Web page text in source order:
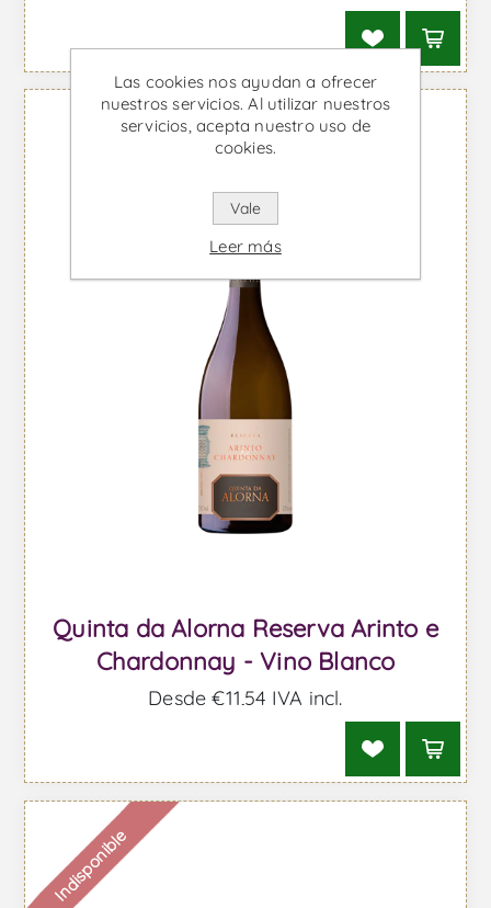
Quinta da Alorna Reserva Arinto e
Chardonnay - Vino Blanco
Desde €11,54 IVA incl.
Indisponible
Las cookies nos ayudan a ofrecer
nuestros servicios. Al utilizar nuestros
servicios, acepta nuestro uso de
cookies.
Vale
Leer más